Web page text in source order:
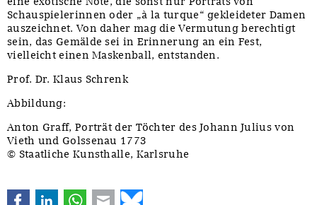
Schauspielerinnen oder „à la turque“ gekleideter Damen
auszeichnet. Von daher mag die Vermutung berechtigt
sein, das Gemälde sei in Erinnerung an ein Fest,
vielleicht einen Maskenball, entstanden.
Prof. Dr. Klaus Schrenk
Abbildung:
Anton Graff, Porträt der Töchter des Johann Julius von
Vieth und Golssenau 1773
© Staatliche Kunsthalle, Karlsruhe
FacebookLinkedInWhatsApp
E-mail